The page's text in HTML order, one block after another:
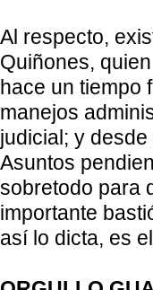
Al respecto,
Quiñones,
hace un tiempo
manejos
judicial; y
Asuntos
sobretodo para
importante
así lo dicta, es